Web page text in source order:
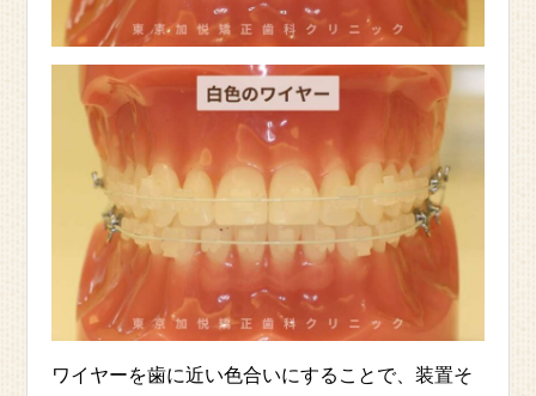
ワイヤーを歯に近い色合いにすることで、装置そ